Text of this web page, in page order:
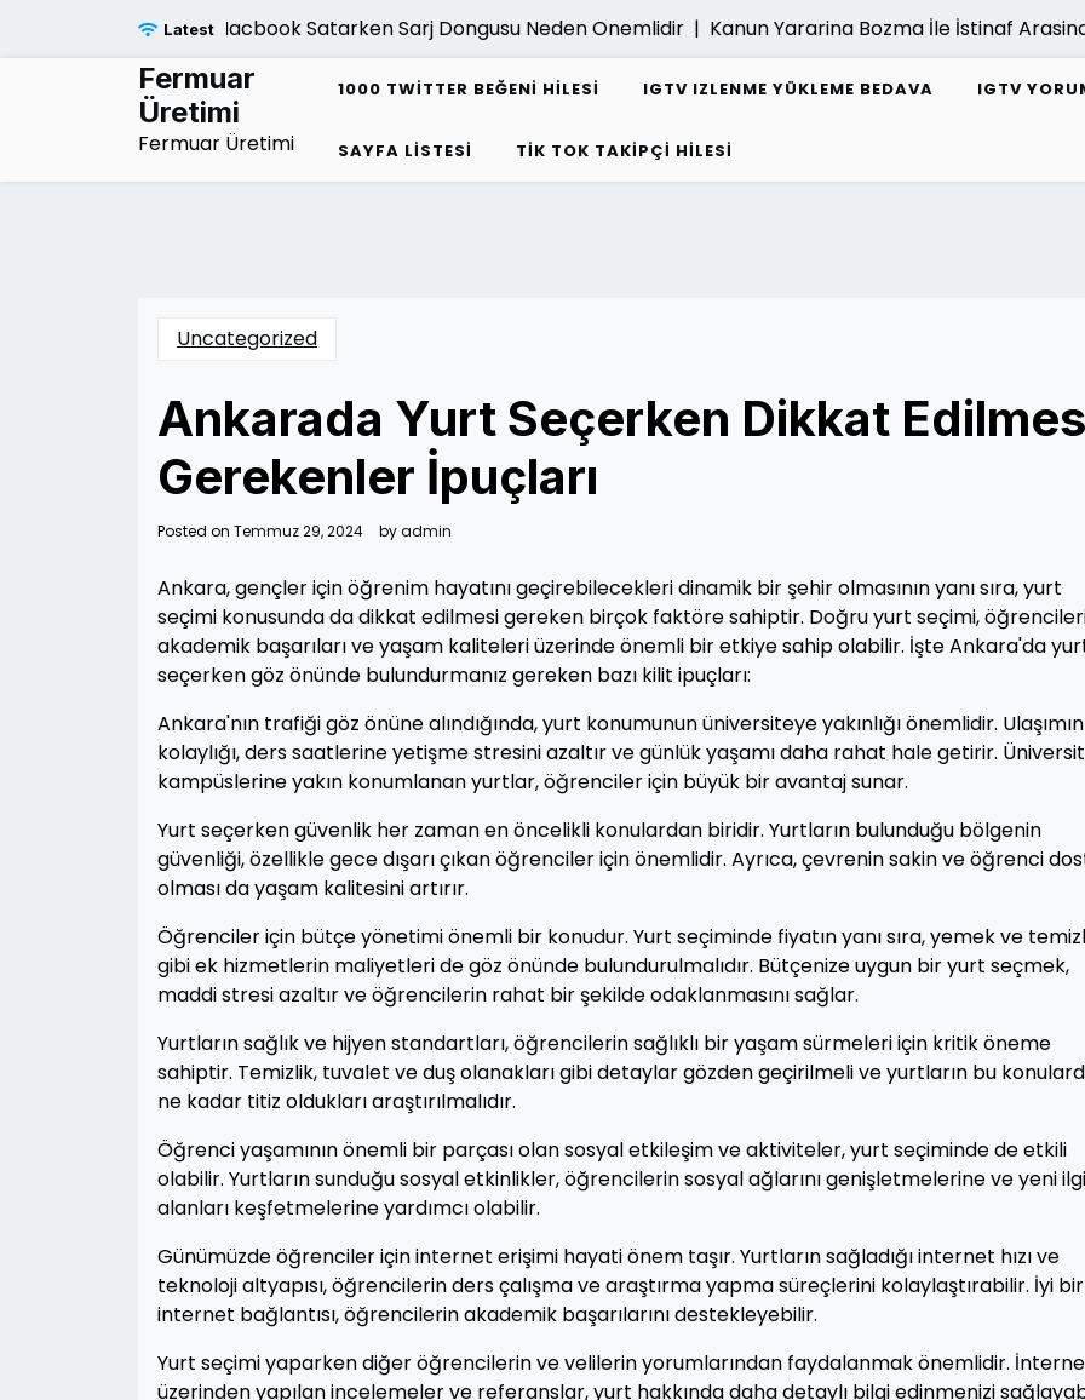
Latest
Macbook Satarken Sarj Dongusu Neden Onemlidir |Kanun Yararina Bozma İle İstinaf Arasindaki
Fermuar
Üretimi
Fermuar Üretimi
1000 TWITTER BEĞENI HILESI IGTV IZLENME YÜKLEME BEDAVA IGTV
SAYFA LISTESI TIK TOK TAKIPÇI HILESI
Uncategorized
Ankarada Yurt Seçerken Dikkat
Gerekenler İpuçları
Posted on Temmuz 29, 2024 byadmin
Ankara, gençler için öğrenim hayatını geçirebilecekleri dinamik bir şehir olmasının yanı sıra, yurt
seçimi konusunda da dikkat edilmesi gereken birçok faktöre sahiptir. Doğru yurt seçimi,
akademik başarıları ve yaşam kaliteleri üzerinde önemli bir etkiye sahip olabilir. İşte Ankara'da
seçerken göz önünde bulundurmanız gereken bazı kilit ipuçları:
Ankara'nın trafiği göz önüne alındığında, yurt konumunun üniversiteye yakınlığı önemlidir. Ulaşımın
kolaylığı, ders saatlerine yetişme stresini azaltır ve günlük yaşamı daha rahat hale getirir.
kampüslerine yakın konumlanan yurtlar, öğrenciler için büyük bir avantaj sunar.
Yurt seçerken güvenlik her zaman en öncelikli konulardan biridir. Yurtların bulunduğu bölgenin
güvenliği, özellikle gece dışarı çıkan öğrenciler için önemlidir. Ayrıca, çevrenin sakin ve öğrenci
olması da yaşam kalitesini artırır.
Öğrenciler için bütçe yönetimi önemli bir konudur. Yurt seçiminde fiyatın yanı sıra, yemek ve
gibi ek hizmetlerin maliyetleri de göz önünde bulundurulmalıdır. Bütçenize uygun bir yurt seçmek,
maddi stresi azaltır ve öğrencilerin rahat bir şekilde odaklanmasını sağlar.
Yurtların sağlık ve hijyen standartları, öğrencilerin sağlıklı bir yaşam sürmeleri için kritik öneme
sahiptir. Temizlik, tuvalet ve duş olanakları gibi detaylar gözden geçirilmeli ve yurtların bu
ne kadar titiz oldukları araştırılmalıdır.
Öğrenci yaşamının önemli bir parçası olan sosyal etkileşim ve aktiviteler, yurt seçiminde de etkili
olabilir. Yurtların sunduğu sosyal etkinlikler, öğrencilerin sosyal ağlarını genişletmelerine ve yeni ilgi
alanları keşfetmelerine yardımcı olabilir.
Günümüzde öğrenciler için internet erişimi hayati önem taşır. Yurtların sağladığı internet hızı ve
teknoloji altyapısı, öğrencilerin ders çalışma ve araştırma yapma süreçlerini kolaylaştırabilir. İyi bir
internet bağlantısı, öğrencilerin akademik başarılarını destekleyebilir.
Yurt seçimi yaparken diğer öğrencilerin ve velilerin yorumlarından faydalanmak önemlidir.
üzerinden yapılan incelemeler ve referanslar, yurt hakkında daha detaylı bilgi edinmenizi